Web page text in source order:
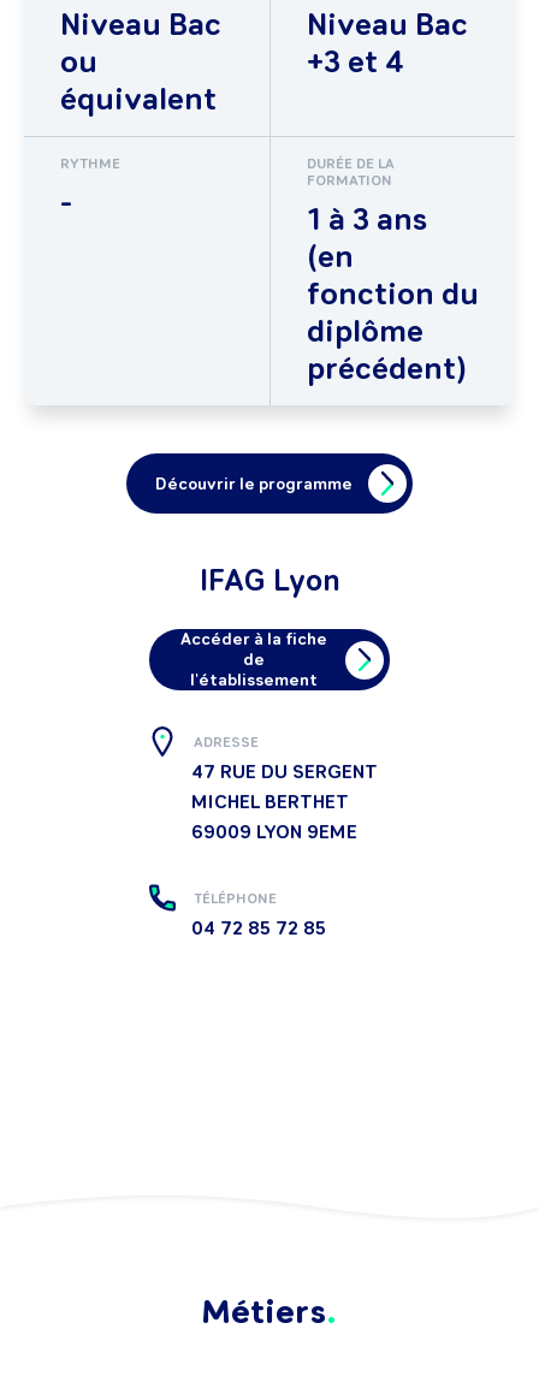
Niveau Bac
ou
équivalent
Niveau Bac
+3 et 4
RYTHME
-
DURÉE DE LA
FORMATION
1 à 3 ans
(en
fonction du
diplôme
précédent)
Découvrir le programme
IFAG Lyon
Accéder à la fiche
de
l'établissement
ADRESSE
47 RUE DU SERGENT
MICHEL BERTHET
69009 LYON 9EME
TÉLÉPHONE
04 72 85 72 85
Métiers